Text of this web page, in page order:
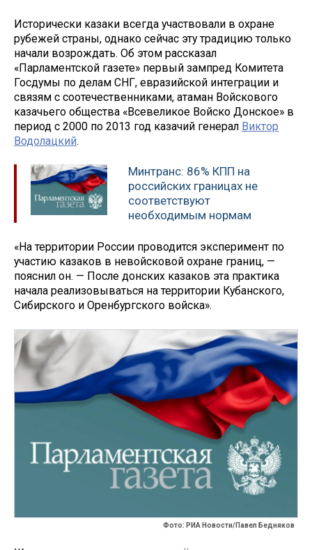
Исторически казаки всегда участвовали в охране
рубежей страны, однако сейчас эту традицию только
начали возрождать. Об этом рассказал
«Парламентской газете» первый зампред Комитета
Госдумы по делам СНГ, евразийской интеграции и
связям с соотечественниками, атаман Войскового
казачьего общества «Всевеликое Войско Донское» в
период с 2000 по 2013 год казачий генерал Виктор
Водолацкий.
Минтранс: 86% КПП на
российских границах не
соответствуют
необходимым нормам
«На территории России проводится эксперимент по
участию казаков в невойсковой охране границ, —
пояснил он. — После донских казаков эта практика
начала реализовываться на территории Кубанского,
Сибирского и Оренбургского войска».
Фото: РИА Новости/Павел Бедняков